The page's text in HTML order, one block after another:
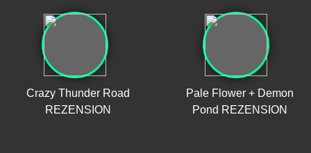
Crazy Thunder Road
REZENSION
Pale Flower + Demon
Pond REZENSION